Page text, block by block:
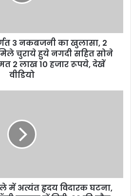
3 नकबजनी का खुलासा, 2
चुराये हुये नगदी सहित सोने
2 लाख 10 हजार रूपये, देखें
वीडियो
में अत्यंत हृदय विदारक घटना,